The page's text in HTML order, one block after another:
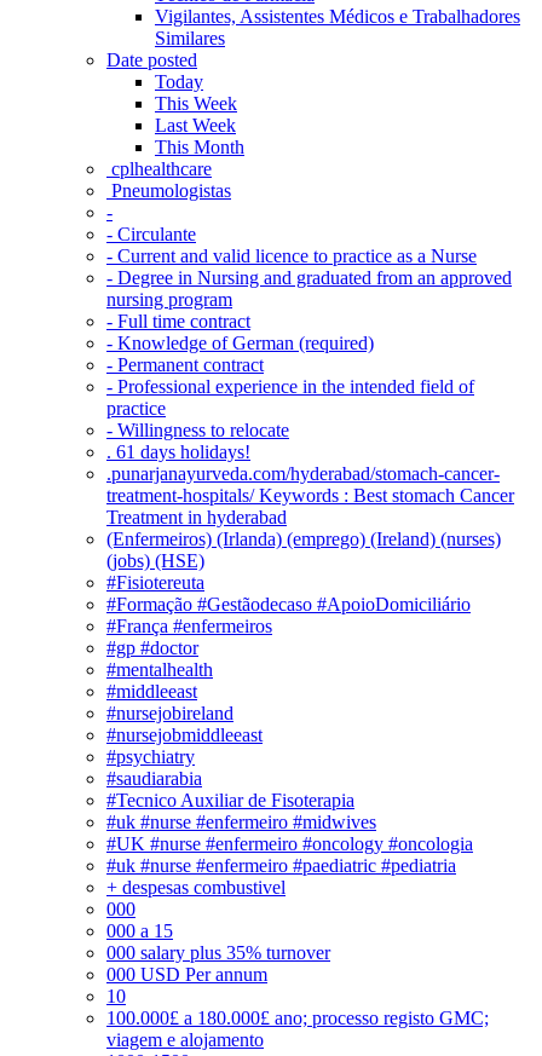
Vigilantes, Assistentes Médicos e Trabalhadores
Similares
Date posted
Today
This Week
Last Week
This Month
‎ cplhealthcare‬
Pneumologistas
-
- Circulante
- Current and valid licence to practice as a Nurse
- Degree in Nursing and graduated from an approved
nursing program
- Full time contract
- Knowledge of German (required)
- Permanent contract
- Professional experience in the intended field of
practice
- Willingness to relocate
. 61 days holidays!
.punarjanayurveda.com/hyderabad/stomach-cancer-
treatment-hospitals/ Keywords : Best stomach Cancer
Treatment in hyderabad
(Enfermeiros) (Irlanda) (emprego) (Ireland) (nurses)
(jobs) (HSE)
#Fisiotereuta
#Formação #Gestãodecaso #ApoioDomiciliário
#França #enfermeiros
#gp #doctor
#mentalhealth
#middleeast
#nursejobireland
#nursejobmiddleeast
#psychiatry
#saudiarabia
#Tecnico Auxiliar de Fisoterapia
#uk #nurse #enfermeiro #midwives
#UK #nurse #enfermeiro #oncology #oncologia
#uk #nurse #enfermeiro #paediatric #pediatria
+ despesas combustivel
000
000 a 15
000 salary plus 35% turnover
000 USD Per annum
10
100.000£ a 180.000£ ano; processo registo GMC;
viagem e alojamento